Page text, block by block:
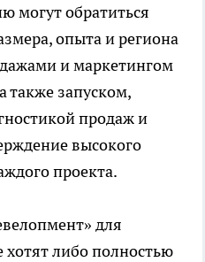
могут обратиться
опыта и региона
и маркетингом
также запуском,
продаж и
высокого
проекта.
для
либо полностью